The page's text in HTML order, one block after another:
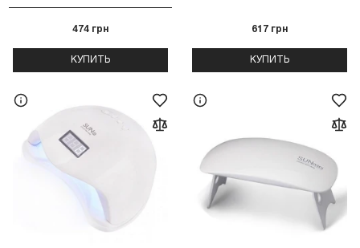
474 грн
КУПИТЬ
617 грн
КУПИТЬ